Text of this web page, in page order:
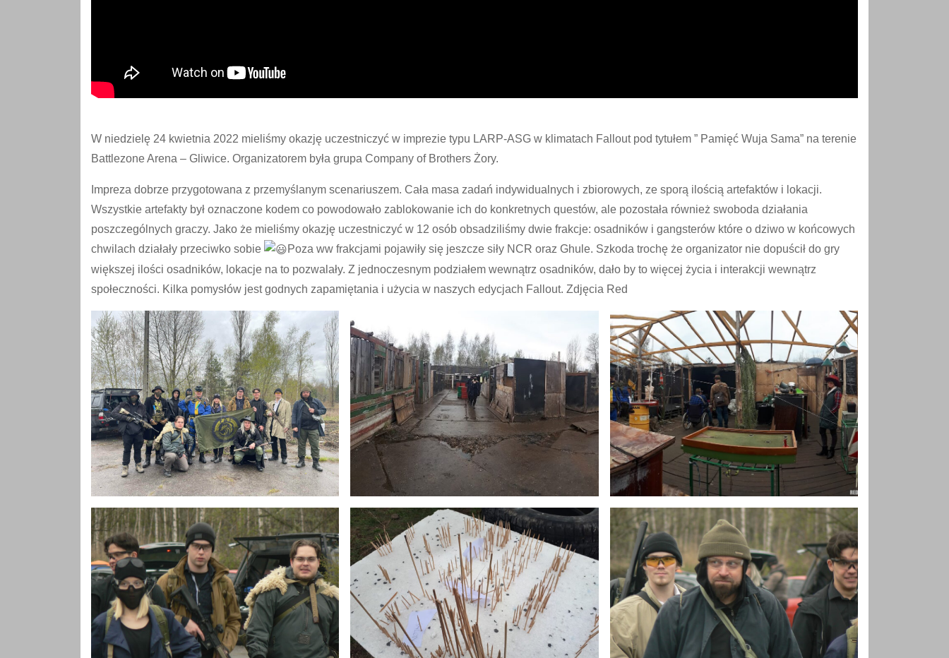
W niedzielę 24 kwietnia 2022 mieliśmy okazję uczestniczyć w imprezie typu LARP-ASG w klimatach Fallout pod tytułem ” Pamięć Wuja Sama” na terenie
Battlezone Arena – Gliwice. Organizatorem była grupa Company of Brothers Żory.
Impreza dobrze przygotowana z przemyślanym scenariuszem. Cała masa zadań indywidualnych i zbiorowych, ze sporą ilością artefaktów i lokacji.
Wszystkie artefakty był oznaczone kodem co powodowało zablokowanie ich do konkretnych questów, ale pozostała również swoboda działania
poszczególnych graczy. Jako że mieliśmy okazję uczestniczyć w 12 osób obsadziliśmy dwie frakcje: osadników i gangsterów które o dziwo w końcowych
chwilach działały przeciwko sobie
Poza ww frakcjami pojawiły się jeszcze siły NCR oraz Ghule. Szkoda trochę że organizator nie dopuścił do gry
większej ilości osadników, lokacje na to pozwalały. Z jednoczesnym podziałem wewnątrz osadników, dało by to więcej życia i interakcji wewnątrz
społeczności. Kilka pomysłów jest godnych zapamiętania i użycia w naszych edycjach Fallout. Zdjęcia Red